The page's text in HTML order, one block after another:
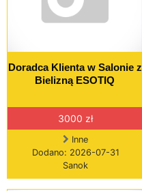
Doradca Klienta w Salonie z
Bielizną ESOTIQ
3000 zł
Inne
Dodano: 2026-07-31
Sanok